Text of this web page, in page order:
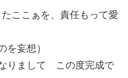
ここぁを、責任もって愛
を妄想）
りまして この度完成で